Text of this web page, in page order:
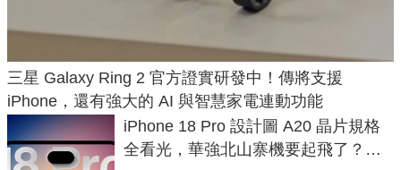
三星 Galaxy Ring 2 官方證實研發中！傳將支援
iPhone，還有強大的 AI 與智慧家電連動功能
iPhone 18 Pro 設計圖 A20 晶片規格
全看光，華強北山寨機要起飛了？專